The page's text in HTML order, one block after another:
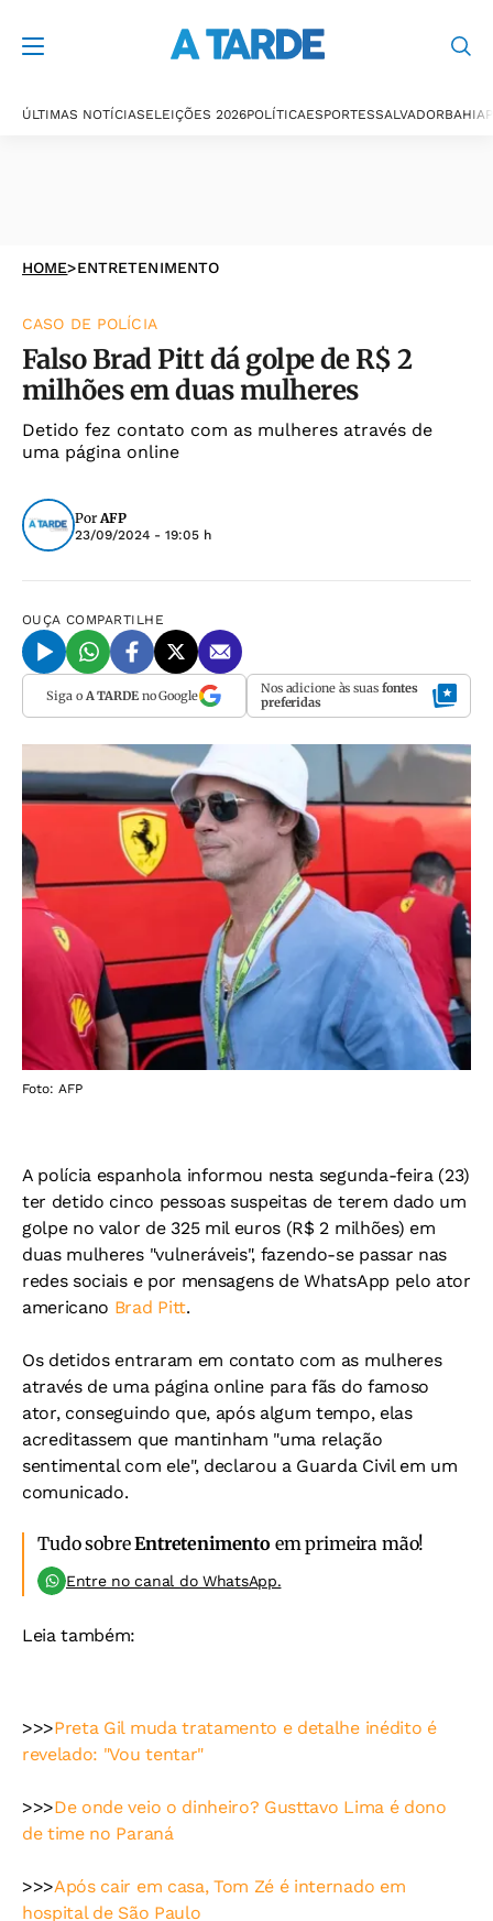
ÚLTIMAS NOTÍCIASELEIÇÕES 2026POLÍTICAESPORTESSALVADORBAHIA
HOME>ENTRETENIMENTO
CASO DE POLÍCIA
Falso Brad Pitt dá golpe de R$ 2
milhões em duas mulheres
Detido fez contato com as mulheres através de
uma página online
PorAFP
23/09/2024 - 19:05 h
OUÇA COMPARTILHE
Siga o A TARDEno Google Nos adicione às suas fontes
preferidas
Foto: AFP
A polícia espanhola informou nesta segunda-feira (23)
ter detido cinco pessoas suspeitas de terem dado um
golpe no valor de 325 mil euros (R$ 2 milhões) em
duas mulheres "vulneráveis", fazendo-se passar nas
redes sociais e por mensagens de WhatsApp pelo ator
americano Brad Pitt.
Os detidos entraram em contato com as mulheres
através de uma página online para fãs do famoso
ator, conseguindo que, após algum tempo, elas
acreditassem que mantinham "uma relação
sentimental com ele", declarou a Guarda Civil em um
comunicado.
Tudo sobreEntretenimento em primeira mão!
Entre no canal do WhatsApp.
Leia também:
>>>Preta Gil muda tratamento e detalhe inédito é
revelado: "Vou tentar"
>>>De onde veio o dinheiro? Gusttavo Lima é dono
de time no Paraná
>>>Após cair em casa, Tom Zé é internado em
hospital de São Paulo